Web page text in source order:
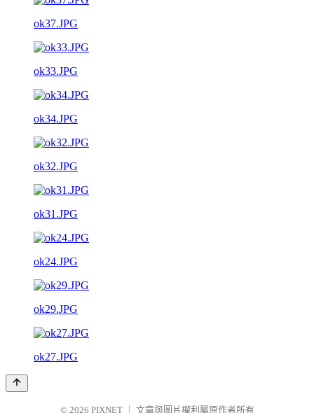
ok37.JPG
ok33.JPG
ok34.JPG
ok32.JPG
ok31.JPG
ok24.JPG
ok29.JPG
ok27.JPG
© 2026 PIXNET 文章與圖片權利屬原作者所有